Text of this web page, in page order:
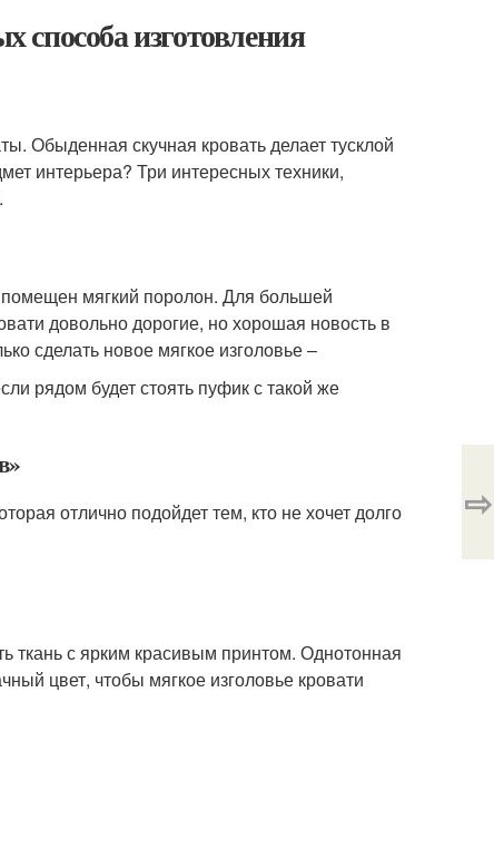
способа изготовления
Обыденная скучная кровать делает тусклой
интерьера? Три интересных техники,
помещен мягкий поролон. Для большей
довольно дорогие, но хорошая новость в
сделать новое мягкое изголовье –
рядом будет стоять пуфик с такой же
отлично подойдет тем, кто не хочет долго
ткань с ярким красивым принтом. Однотонная
цвет, чтобы мягкое изголовье кровати
⇨